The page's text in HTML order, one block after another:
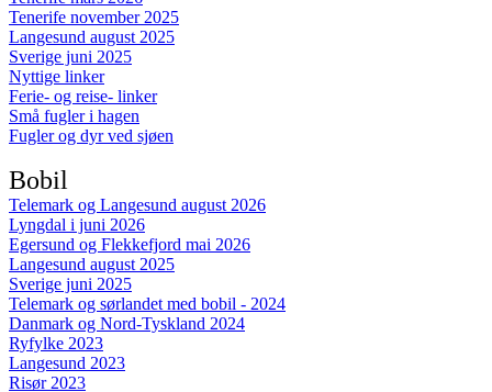
Tenerife november 2025
Langesund august 2025
Sverige juni 2025
Nyttige linker
Ferie- og reise- linker
Små fugler i hagen
Fugler og dyr ved sjøen
Bobil
Telemark og Langesund august 2026
Lyngdal i juni 2026
Egersund og Flekkefjord mai 2026
Langesund august 2025
Sverige juni 2025
Telemark og sørlandet med bobil - 2024
Danmark og Nord-Tyskland 2024
Ryfylke 2023
Langesund 2023
Risør 2023